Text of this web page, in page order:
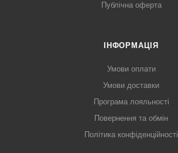
Публічна оферта
ІНФОРМАЦІЯ
Умови оплати
Умови доставки
Програма лояльності
Повернення та обмін
Політика конфіденційності